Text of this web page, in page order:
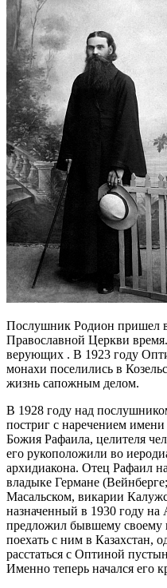
Послушник Родион пришел
Православной Церкви
верующих . В 1923 году
монахи поселились в
жизнь сапожным делом.
В 1928 году над
постриг с наречением имени
Божия Рафаила, целителя
его рукоположили во
архидиакона. Отец Рафаил
владыке Германе
Масальском, викарии
назначенный в 1930 году
предложил бывшему своему
поехать с ним в Казахстан,
расстаться с Оптиной
Именно теперь начался его